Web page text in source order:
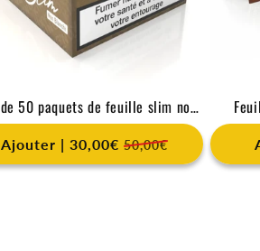
Boite de 50 paquets de feuille slim non blanchi Oxyg’n King
Ajouter | 30,00€ 50,00€